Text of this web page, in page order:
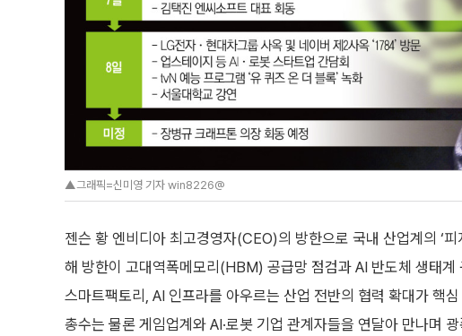
▲그래픽=신미영 기자 win8226@
젠슨 황 엔비디아 최고경영자(CEO)의 방한으로 국내 산업계의 ‘
해 방한이 고대역폭메모리(HBM) 공급망 점검과 AI 반도체 생태
스마트팩토리, AI 인프라를 아우르는 산업 전반의 협력 확대가 핵
총수는 물론 게임업계와 AI·로봇 기업 관계자들을 연달아 만나며